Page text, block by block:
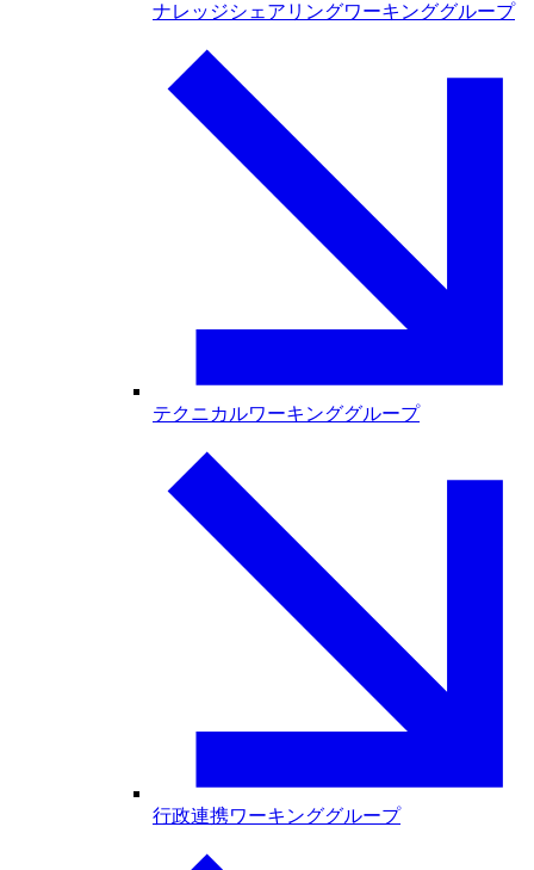
ナレッジシェアリングワーキンググループ
テクニカルワーキンググループ
行政連携ワーキンググループ